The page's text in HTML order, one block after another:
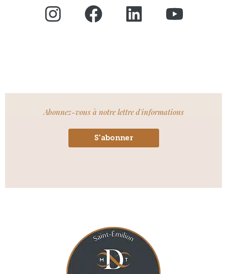
Abonnez-vous à notre lettre d'informations
S'abonner